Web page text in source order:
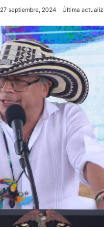
27 septiembre, 2024 Última